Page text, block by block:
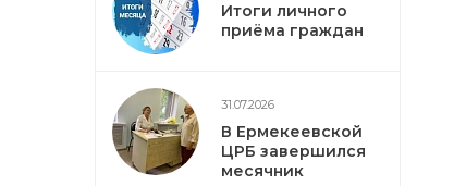
Итоги личного
приёма граждан
31.07.2026
В Ермекеевской
ЦРБ завершился
месячник